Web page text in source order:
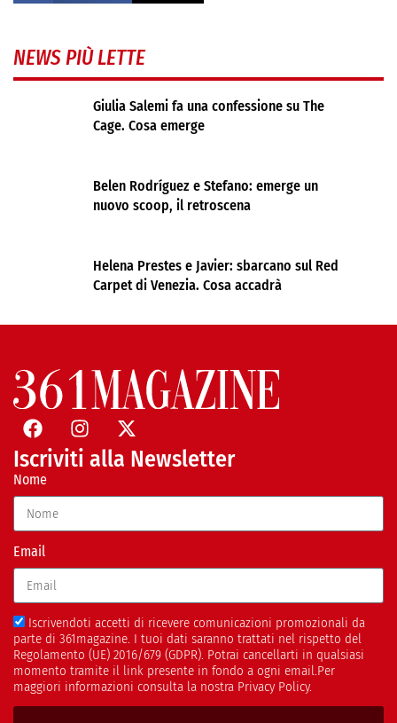
NEWS PIÙ LETTE
Giulia Salemi fa una confessione su The
Cage. Cosa emerge
Belen Rodríguez e Stefano: emerge un
nuovo scoop, il retroscena
Helena Prestes e Javier: sbarcano sul Red
Carpet di Venezia. Cosa accadrà
Iscriviti alla Newsletter
Nome
Email
Iscrivendoti accetti di ricevere comunicazioni promozionali da
parte di 361magazine. I tuoi dati saranno trattati nel rispetto del
Regolamento (UE) 2016/679 (GDPR). Potrai cancellarti in qualsiasi
momento tramite il link presente in fondo a ogni email.Per
maggiori informazioni consulta la nostra Privacy Policy.